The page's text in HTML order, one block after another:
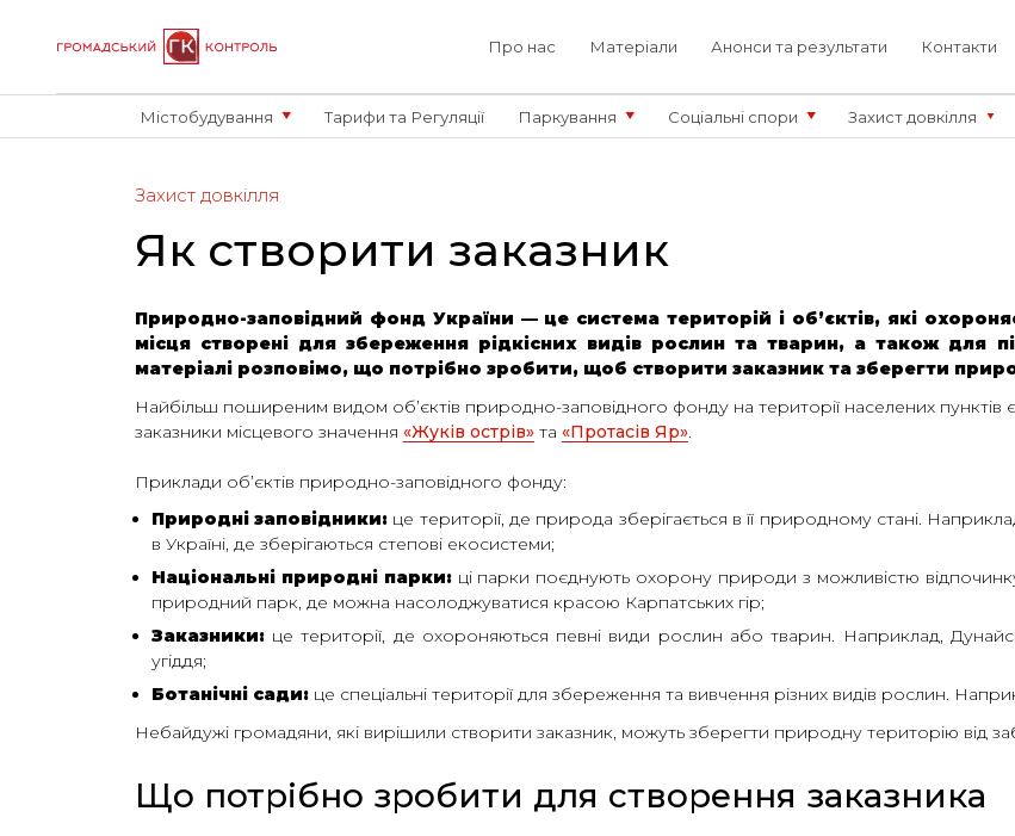
Про нас Матеріали Анонси та результати Контакти
Містобудування Тарифи та Регуляції Паркування Соціальні спори Захист довкілля
Захист довкілля
Як створити заказник
Природно-заповідний фонд України — це система територій і об’єктів, які
місця створені для збереження рідкісних видів рослин та тварин, а також для
матеріалі розповімо, що потрібно зробити, щоб створити заказник та зберегти
Найбільш поширеним видом об’єктів природно-заповідного фонду на території населених
заказники місцевого значення «Жуків острів»та «Протасів Яр».
Приклади об’єктів природно-заповідного фонду:
Природні заповідники: це території, де природа зберігається в її природному стані.
в Україні, де зберігаються степові екосистеми;
Національні природні парки:ці парки поєднують охорону природи з можливістю
природний парк, де можна насолоджуватися красою Карпатських гір;
Заказники:це території, де охороняються певні види рослин або тварин. Наприклад,
угіддя;
Ботанічні сади:це спеціальні території для збереження та вивчення різних видів рослин.
Небайдужі громадяни, які вирішили створити заказник, можуть зберегти природну територію від
Що потрібно зробити для створення заказника